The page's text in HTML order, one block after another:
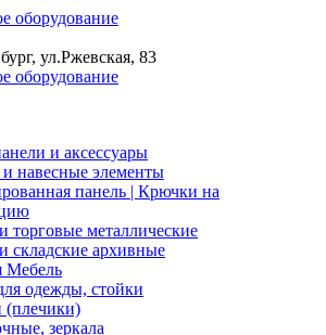
ул.Ржевская, 83
и аксессуары
навесные элементы
панель | Крючки на
торговые металлические
складские архивные
Мебель
одежды, стойки
(плечики)
зеркала